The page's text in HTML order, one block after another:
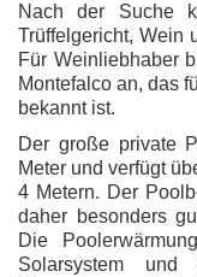
Nach der Suche
Trüffelgericht, Wein
Für Weinliebhaber
Montefalco an, das
bekannt ist.
Der große private
Meter und verfügt
4 Metern. Der
daher besonders
Die
Solarsystem